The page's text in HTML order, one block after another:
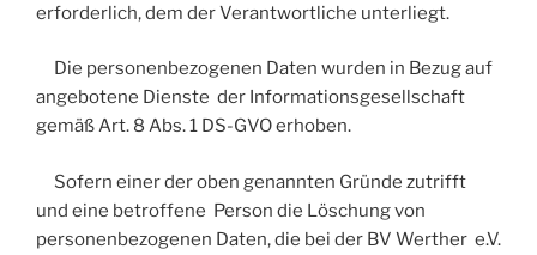
erforderlich, dem der Verantwortliche unterliegt.
Die personenbezogenen Daten wurden in Bezug auf
angebotene Dienste der Informationsgesellschaft
gemäß Art. 8 Abs. 1 DS-GVO erhoben.
Sofern einer der oben genannten Gründe zutrifft
und eine betroffene Person die Löschung von
personenbezogenen Daten, die bei der BV Werther e.V.